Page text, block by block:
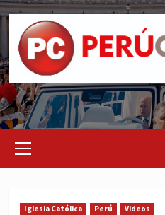
Menu
Iglesia Católica Perú Videos